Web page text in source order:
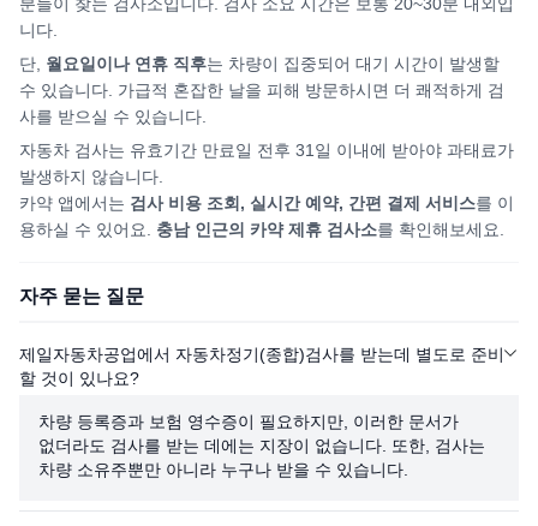
니다.
단, 월요일이나 연휴 직후는 차량이 집중되어 대기 시간이 발생할
수 있습니다. 가급적 혼잡한 날을 피해 방문하시면 더 쾌적하게 검
사를 받으실 수 있습니다.
자동차 검사는 유효기간 만료일 전후 31일 이내에 받아야 과태료가
발생하지 않습니다.
카약 앱에서는 검사 비용 조회, 실시간 예약, 간편 결제 서비스를 이
용하실 수 있어요. 충남인근의 카약 제휴 검사소를 확인해보세요.
자주 묻는 질문
제일자동차공업에서 자동차정기(종합)검사를 받는데 별도로 준비
할 것이 있나요?
차량 등록증과 보험 영수증이 필요하지만, 이러한 문서가
없더라도 검사를 받는 데에는 지장이 없습니다. 또한, 검사는
차량 소유주뿐만 아니라 누구나 받을 수 있습니다.